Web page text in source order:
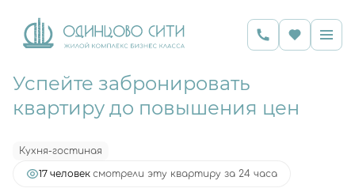
Успейте забронировать
квартиру до повышения цен
Студия29 м2
Ипотекаот 16 010 руб.
Кухня-гостиная
17 человек смотрели эту квартиру за 24 часа